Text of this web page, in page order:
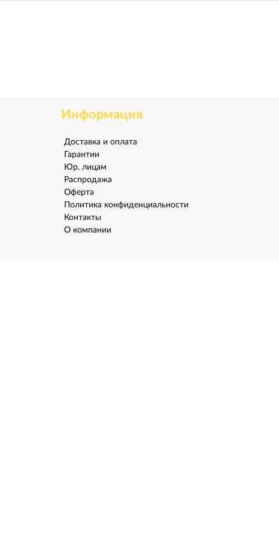
Информация
Доставка и оплата
Гарантии
Юр. лицам
Распродажа
Оферта
Политика конфиденциальности
Контакты
О компании